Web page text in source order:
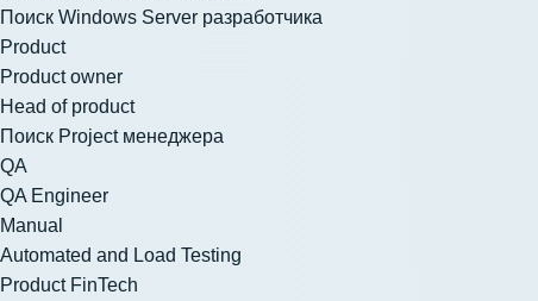
Поиск Windows Server разработчика
Product
Product owner
Head of product
Поиск Project менеджера
QA
QA Engineer
Manual
Automated and Load Testing
Product FinTech